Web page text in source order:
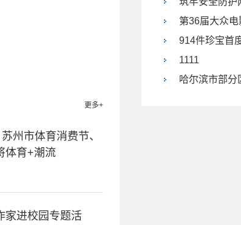
更多+
州市体育消费节、
体育+潮流
家进校园专题活
1111